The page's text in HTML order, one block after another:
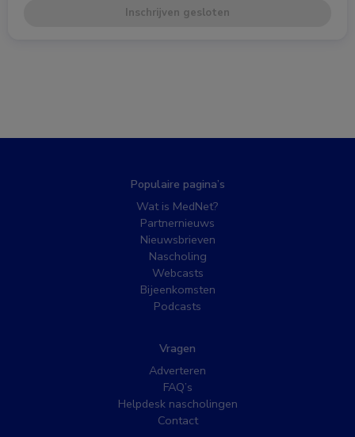
Inschrijven gesloten
Populaire pagina’s
Wat is MedNet?
Partnernieuws
Nieuwsbrieven
Nascholing
Webcasts
Bijeenkomsten
Podcasts
Vragen
Adverteren
FAQ’s
Helpdesk nascholingen
Contact